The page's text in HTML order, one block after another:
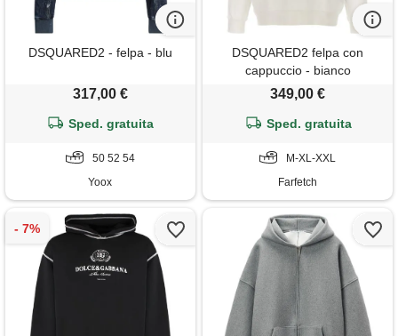
DSQUARED2 - felpa - blu
317,00 €
Sped. gratuita
50 52 54
Yoox
DSQUARED2 felpa con
cappuccio - bianco
349,00 €
Sped. gratuita
M-XL-XXL
Farfetch